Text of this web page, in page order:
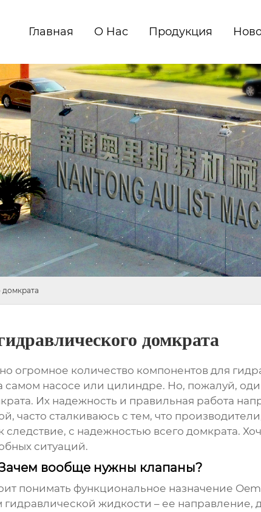
Главная О Hас Продукция
домкрата
домкрата
огромное количество компонентов для
самом насосе или цилиндре. Но, пожалуй,
. Их надежность и правильная работа
часто сталкиваюсь с тем, что
следствие, с надежностью всего домкрата.
ситуаций.
вообще нужны клапаны?
понимать функциональное назначение
гидравлической жидкости – ее